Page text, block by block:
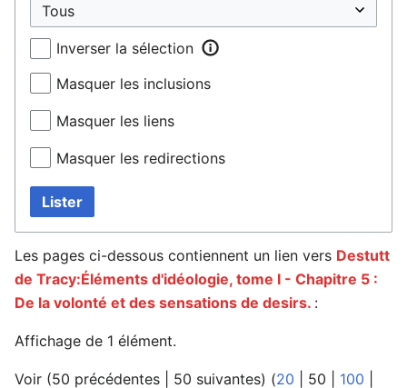
Inverser la sélection
Masquer les inclusions
Masquer les liens
Masquer les redirections
Lister
Les pages ci-dessous contiennent un lien vers Destutt
de Tracy:Éléments d'idéologie, tome I - Chapitre 5 :
De la volonté et des sensations de desirs. :
Affichage de 1 élément.
Voir (50 précédentes 50 suivantes) (20 50 100